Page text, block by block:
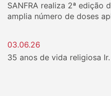
SANFRA realiza 2ª edição
amplia número de doses
03.06.26
35 anos de vida religiosa